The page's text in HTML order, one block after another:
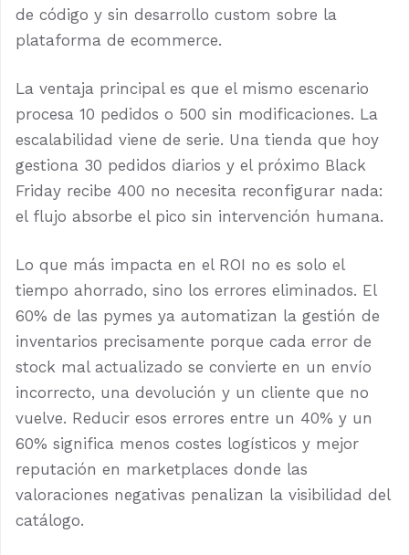
de código y sin desarrollo custom sobre la
plataforma de ecommerce.
La ventaja principal es que el mismo escenario
procesa 10 pedidos o 500 sin modificaciones. La
escalabilidad viene de serie. Una tienda que hoy
gestiona 30 pedidos diarios y el próximo Black
Friday recibe 400 no necesita reconfigurar nada:
el flujo absorbe el pico sin intervención humana.
Lo que más impacta en el ROI no es solo el
tiempo ahorrado, sino los errores eliminados. El
60% de las pymes ya automatizan la gestión de
inventarios precisamente porque cada error de
stock mal actualizado se convierte en un envío
incorrecto, una devolución y un cliente que no
vuelve. Reducir esos errores entre un 40% y un
60% significa menos costes logísticos y mejor
reputación en marketplaces donde las
valoraciones negativas penalizan la visibilidad del
catálogo.